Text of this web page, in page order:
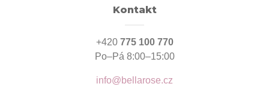
Kontakt
+420 775 100 770
Po–Pá 8:00–15:00
info@bellarose.cz